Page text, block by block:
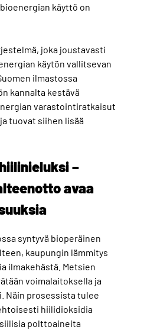
käyttö on
joka joustavasti
käytön vallitsevan
ilmastossa
kannalta kestävä
varastointiratkaisut
tuovat siihen lisää
–
avaa
syntyvä bioperäinen
kaupungin lämmitys
ilmakehästä. Metsien
voimalaitoksella ja
Näin prosessista tulee
hiilidioksidia
polttoaineita